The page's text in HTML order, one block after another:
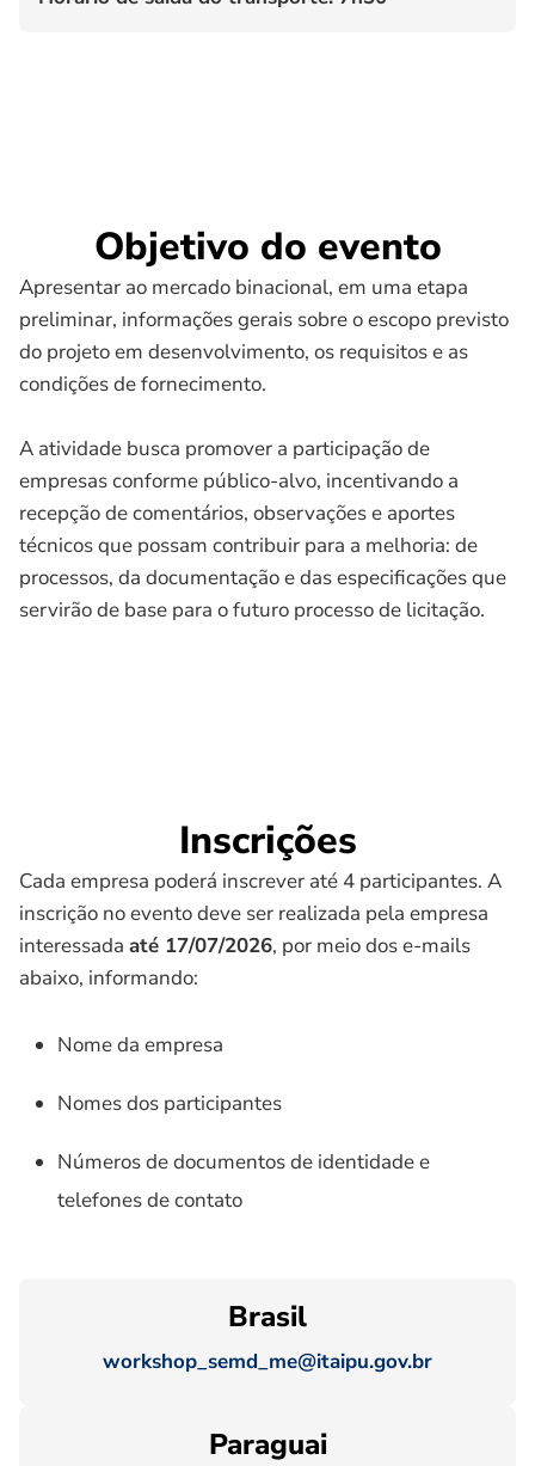
Objetivo do evento
Apresentar ao mercado binacional, em uma etapa
preliminar, informações gerais sobre o escopo previsto
do projeto em desenvolvimento, os requisitos e as
condições de fornecimento.
A atividade busca promover a participação de
empresas conforme público-alvo, incentivando a
recepção de comentários, observações e aportes
técnicos que possam contribuir para a melhoria: de
processos, da documentação e das especificações que
servirão de base para o futuro processo de licitação.
Inscrições
Cada empresa poderá inscrever até 4 participantes. A
inscrição no evento deve ser realizada pela empresa
interessada até 17/07/2026, por meio dos e-mails
abaixo, informando:
Nome da empresa
Nomes dos participantes
Números de documentos de identidade e
telefones de contato
Brasil
workshop_semd_me@itaipu.gov.br
Paraguai